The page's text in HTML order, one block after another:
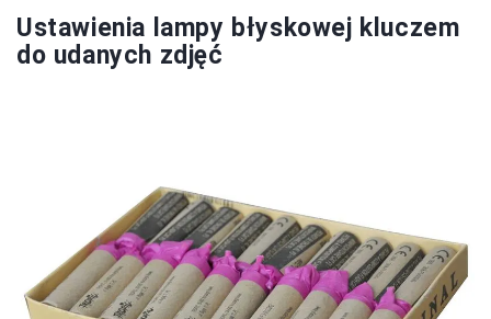
Ustawienia lampy błyskowej kluczem
do udanych zdjęć